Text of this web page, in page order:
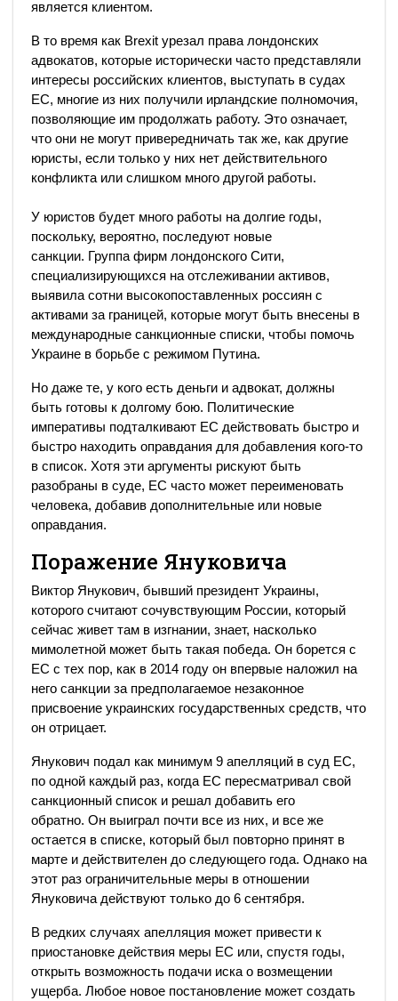
является клиентом.
В то время как Brexit урезал права лондонских
адвокатов, которые исторически часто представляли
интересы российских клиентов, выступать в судах
ЕС, многие из них получили ирландские полномочия,
позволяющие им продолжать работу. Это означает,
что они не могут привередничать так же, как другие
юристы, если только у них нет действительного
конфликта или слишком много другой работы.
У юристов будет много работы на долгие годы,
поскольку, вероятно, последуют новые
санкции. Группа фирм лондонского Сити,
специализирующихся на отслеживании активов,
выявила сотни высокопоставленных россиян с
активами за границей, которые могут быть внесены в
международные санкционные списки, чтобы помочь
Украине в борьбе с режимом Путина.
Но даже те, у кого есть деньги и адвокат, должны
быть готовы к долгому бою. Политические
императивы подталкивают ЕС действовать быстро и
быстро находить оправдания для добавления кого-то
в список. Хотя эти аргументы рискуют быть
разобраны в суде, ЕС часто может переименовать
человека, добавив дополнительные или новые
оправдания.
Поражение Януковича
Виктор Янукович, бывший президент Украины,
которого считают сочувствующим России, который
сейчас живет там в изгнании, знает, насколько
мимолетной может быть такая победа. Он борется с
ЕС с тех пор, как в 2014 году он впервые наложил на
него санкции за предполагаемое незаконное
присвоение украинских государственных средств, что
он отрицает.
Янукович подал как минимум 9 апелляций в суд ЕС,
по одной каждый раз, когда ЕС пересматривал свой
санкционный список и решал добавить его
обратно. Он выиграл почти все из них, и все же
остается в списке, который был повторно принят в
марте и действителен до следующего года. Однако на
этот раз ограничительные меры в отношении
Януковича действуют только до 6 сентября.
В редких случаях апелляция может привести к
приостановке действия меры ЕС или, спустя годы,
открыть возможность подачи иска о возмещении
ущерба. Любое новое постановление может создать